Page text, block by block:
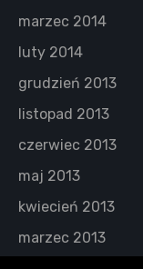
marzec 2014
luty 2014
grudzień 2013
listopad 2013
czerwiec 2013
maj 2013
kwiecień 2013
marzec 2013